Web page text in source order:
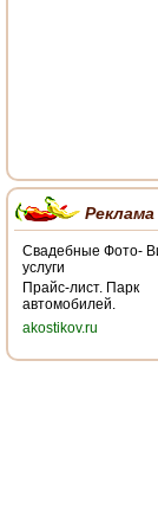
Реклама
Свадебные Фото-
услуги
Прайс-лист. Парк
автомобилей.
akostikov.ru